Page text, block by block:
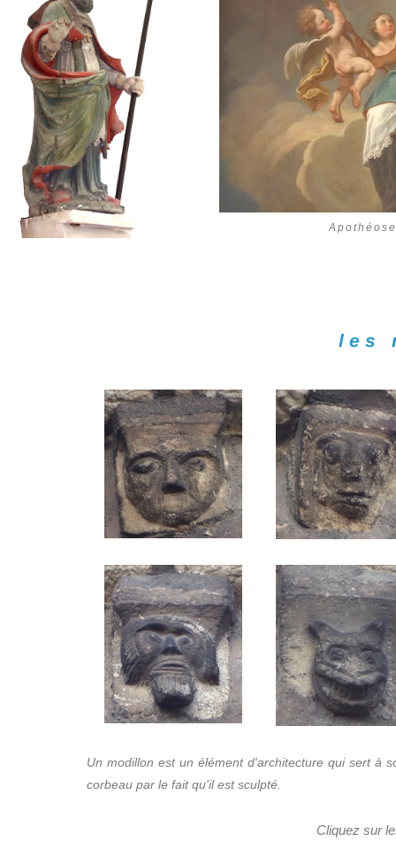
les
Un modillon est un élément d'architecture qui sert à
corbeau par le fait qu'il est sculpté.
Cliquez sur